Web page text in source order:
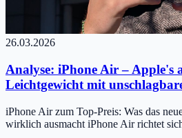
26.03.2026
Analyse: iPhone Air – Apple's
Leichtgewicht mit
iPhone Air zum Top-Preis: Was das
wirklich ausmacht iPhone Air richtet